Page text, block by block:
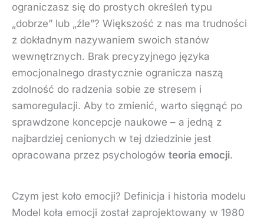
ograniczasz się do prostych określeń typu
„dobrze” lub „źle”? Większość z nas ma trudności
z dokładnym nazywaniem swoich stanów
wewnętrznych. Brak precyzyjnego języka
emocjonalnego drastycznie ogranicza naszą
zdolność do radzenia sobie ze stresem i
samoregulacji. Aby to zmienić, warto sięgnąć po
sprawdzone koncepcje naukowe – a jedną z
najbardziej cenionych w tej dziedzinie jest
opracowana przez psychologów teoria emocji.
Czym jest koło emocji? Definicja i historia modelu
Model koła emocji został zaprojektowany w 1980